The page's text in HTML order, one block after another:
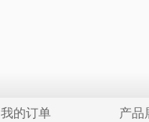
我的订单 产品